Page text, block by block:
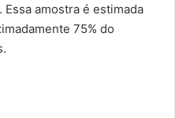
amostra é estimada
75% do